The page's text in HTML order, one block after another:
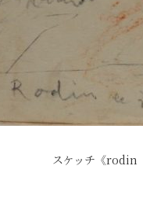
スケッチ《rodin